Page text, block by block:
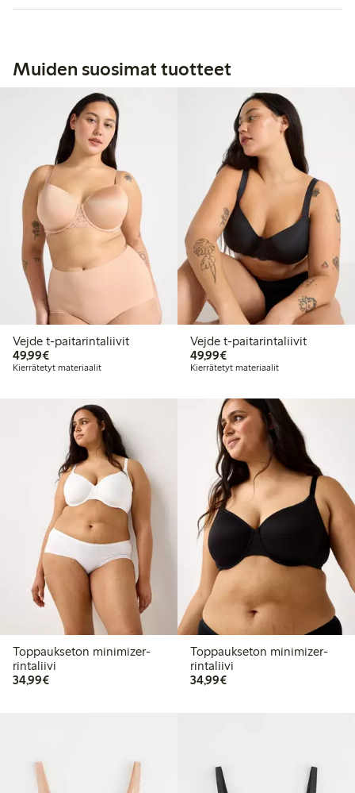
Muiden suosimat tuotteet
Vejde t-paitarintaliivit
49,99€49,99 €
Kierrätetyt materiaalit
Vejde t-paitarintaliivit
49,99€49,99 €
Kierrätetyt materiaalit
Toppaukseton minimizer-
rintaliivi
34,99€34,99 €
Toppaukseton minimizer-
rintaliivi
34,99€34,99 €